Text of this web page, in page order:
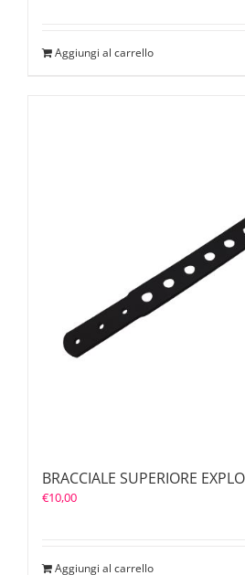
Aggiungi al carrello
BRACCIALE SUPERIORE
€10,00
Aggiungi al carrello